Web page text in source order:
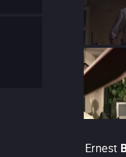
Ernest